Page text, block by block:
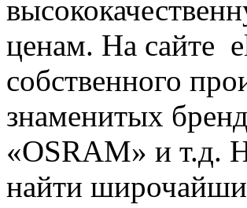
ценам. На сайте
собственного
знаменитых
«OSRAM» и т.д.
найти